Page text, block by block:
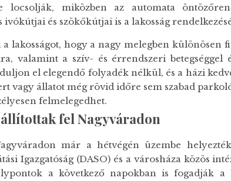
locsolják, miközben az automata
és szökőkútjai is a lakosság
lakosságot, hogy a nagy melegben különösen
valamint a szív- és érrendszeri
el elegendő folyadék nélkül, és a házi
vagy állatot még rövid időre sem szabad
felmelegedhet.
fel Nagyváradon
már a hétvégén üzembe
Igazgatóság (DASO) és a városháza közös
a következő napokban is fogadják a